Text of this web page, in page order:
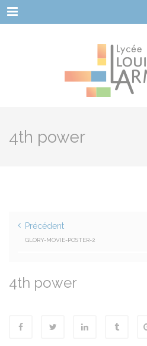
Menu
4th power
Précédent
GLORY-MOVIE-POSTER-2
4th power
Cookies management panel